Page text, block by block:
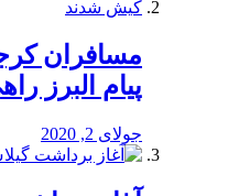
مسافران
پیام البرز
جولای 2, 2020